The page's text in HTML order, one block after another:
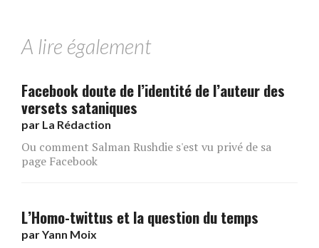
A lire également
Facebook doute de l’identité de l’auteur des
versets sataniques
par La Rédaction
Ou comment Salman Rushdie s'est vu privé de sa
page Facebook
L’Homo-twittus et la question du temps
parYann Moix